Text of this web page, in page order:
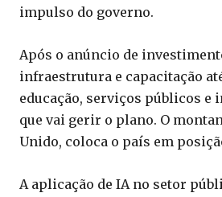
impulso do governo.
Após o anúncio de
infraestrutura e capacitação
educação, serviços públicos e
que vai gerir o plano. O
Unido, coloca o país em
A aplicação de IA no setor